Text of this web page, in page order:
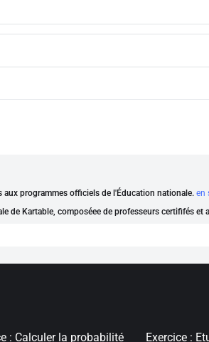
programmes officiels de l'Éducation nationale. en
de Kartable, composéee de professeurs certififés et
: Calculer la probabilité Exercice :